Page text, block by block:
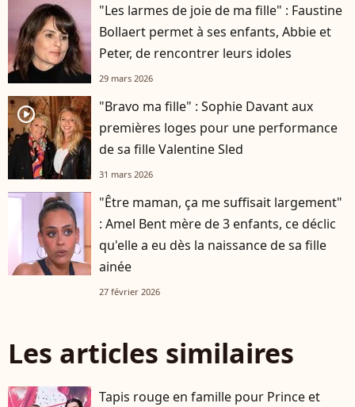
"Les larmes de joie de ma fille" : Faustine
Bollaert permet à ses enfants, Abbie et
Peter, de rencontrer leurs idoles
29 mars 2026
player2
"Bravo ma fille" : Sophie Davant aux
premières loges pour une performance
de sa fille Valentine Sled
31 mars 2026
"Être maman, ça me suffisait largement"
: Amel Bent mère de 3 enfants, ce déclic
qu'elle a eu dès la naissance de sa fille
ainée
27 février 2026
Les articles similaires
Tapis rouge en famille pour Prince et